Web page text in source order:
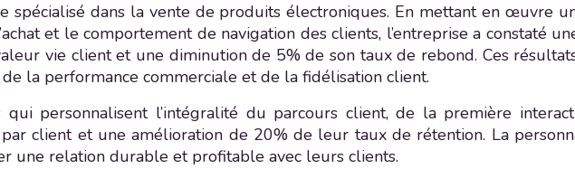
spécialisé dans la vente de produits électroniques. En mettant en œuvre
et le comportement de navigation des clients, l’entreprise a constaté
vie client et une diminution de 5% de son taux de rebond. Ces
la performance commerciale et de la fidélisation client.
personnalisent l’intégralité du parcours client, de la première
client et une amélioration de 20% de leur taux de rétention. La
une relation durable et profitable avec leurs clients.